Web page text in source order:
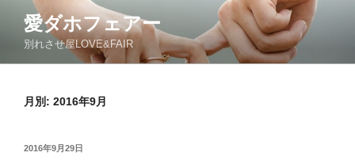
ン
愛ダホフェアー
別れさせ屋LOVE&FAIR
月別: 2016年9月
投
2016年9月29日